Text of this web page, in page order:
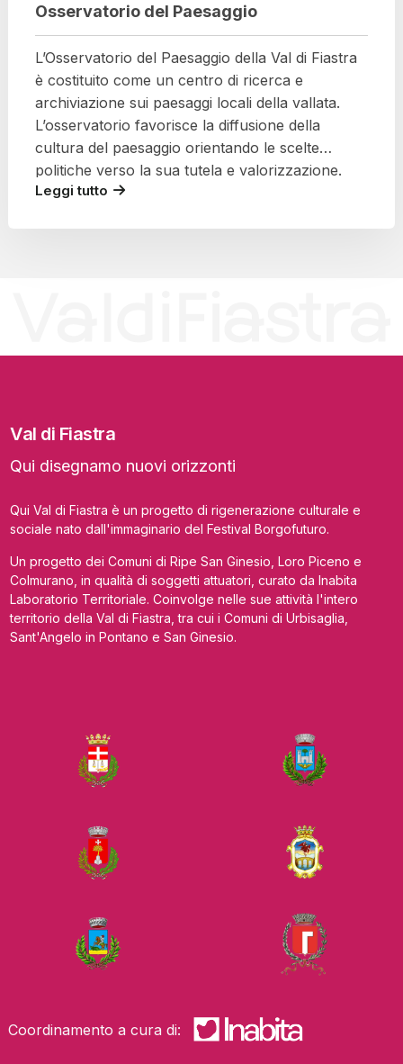
Osservatorio del Paesaggio
L’Osservatorio del Paesaggio della Val di Fiastra
è costituito come un centro di ricerca e
archiviazione sui paesaggi locali della vallata.
L’osservatorio favorisce la diffusione della
cultura del paesaggio orientando le scelte
politiche verso la sua tutela e valorizzazione.
Leggi tutto
Val di Fiastra
Qui disegnamo nuovi orizzonti
Qui Val di Fiastra è un progetto di rigenerazione culturale e
sociale nato dall'immaginario del Festival Borgofuturo.
Un progetto dei Comuni di Ripe San Ginesio, Loro Piceno e
Colmurano, in qualità di soggetti attuatori, curato da Inabita
Laboratorio Territoriale. Coinvolge nelle sue attività l'intero
territorio della Val di Fiastra, tra cui i Comuni di Urbisaglia,
Sant'Angelo in Pontano e San Ginesio.
Coordinamento a cura di: